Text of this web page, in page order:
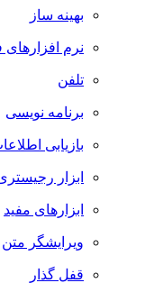
بهینه ساز
نرم افزارهای فارسی
تلفن
برنامه نویسی
بازیابی اطلاعات
ابزار رجیستری
ابزارهای مفید
ویرایشگر متن
قفل گذار